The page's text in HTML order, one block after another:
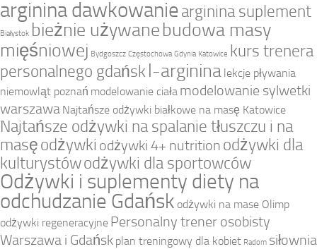
arginina dawkowaniearginina suplement
Białystok bieżnie używanebudowa masy
mięśniowej Bydgoszcz Częstochowa Gdynia Katowice kurs trenera
personalnego gdańsk l-arginina lekcje pływania
niemowląt poznań modelowanie ciała modelowanie sylwetki
warszawa Najtańsze odżywki białkowe na masę Katowice
Najtańsze odżywki na spalanie tłuszczu i na
masęodżywki odżywki 4+ nutrition odżywki dla
kulturystówodżywki dla sportowców
Odżywki i suplementy diety na
odchudzanie Gdańsk odżywki na mase Olimp
odżywki regeneracyjne Personalny trener osobisty
Warszawa i Gdańsk plan treningowy dla kobiet Radom siłownia